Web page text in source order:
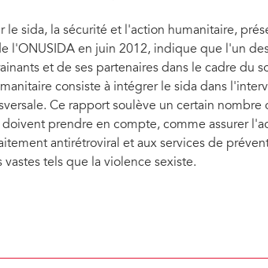
le sida, la sécurité et l'action humanitaire,
l'ONUSIDA en juin 2012, indique que l'un
et de ses partenaires dans le cadre du
consiste à intégrer le sida dans
Ce rapport soulève un certain
doivent prendre en compte, comme assurer
antirétroviral et aux services de
vastes tels que la violence sexiste.